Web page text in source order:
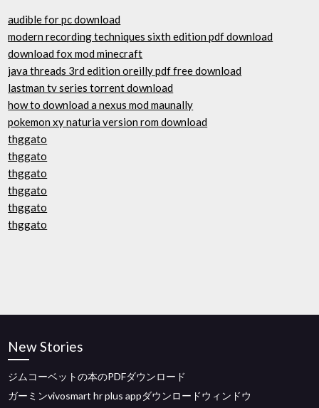
audible for pc download
modern recording techniques sixth edition pdf download
download fox mod minecraft
java threads 3rd edition oreilly pdf free download
lastman tv series torrent download
how to download a nexus mod maunally
pokemon xy naturia version rom download
thggato
thggato
thggato
thggato
thggato
thggato
New Stories
ジムコーベットの本のPDFダウンロード
ガーミンvivosmart hr plus appダウンロードウィンドウ